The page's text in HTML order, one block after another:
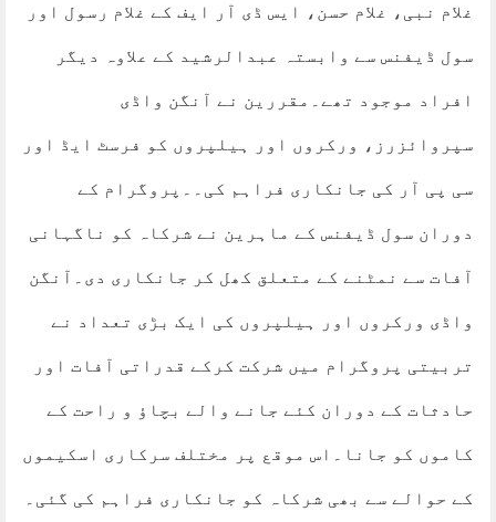
غلام نبی، غلام حسن، ایس ڈی آر ایف کے غلام رسول اور
سول ڈیفنس سے وابستہ عبدالرشید کے علاوہ دیگر
افراد موجود تھے۔مقررین نے آنگن واڈی
سپروائزرز، ورکروں اور ہیلپروں کو فرسٹ ایڈ اور
سی پی آر کی جانکاری فراہم کی۔۔پروگرام کے
دوران سول ڈیفنس کے ماہرین نے شرکاہ کو ناگہانی
آفات سے نمٹنے کے متعلق کھل کر جانکاری دی۔آنگن
واڈی ورکروں اور ہیلپروں کی ایک بڑی تعداد نے
تربیتی پروگرام میں شرکت کرکے قدراتی آفات اور
حادثات کے دوران کئے جانے والے بچاؤ و راحت کے
کاموں کو جانا۔اس موقع پر مختلف سرکاری اسکیموں
کے حوالے سے بھی شرکاہ کو جانکاری فراہم کی گئی۔